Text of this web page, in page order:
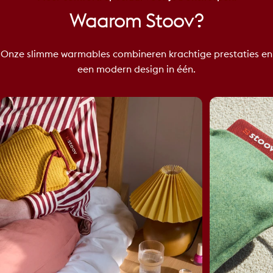
Waarom Stoov?
Onze slimme warmables combineren krachtige prestaties en
een modern design in één.